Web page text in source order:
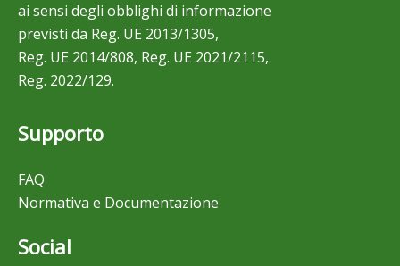
ai sensi degli obblighi di informazione
previsti da Reg. UE 2013/1305,
Reg. UE 2014/808, Reg. UE 2021/2115,
Reg. 2022/129.
Supporto
FAQ
Normativa e Documentazione
Social